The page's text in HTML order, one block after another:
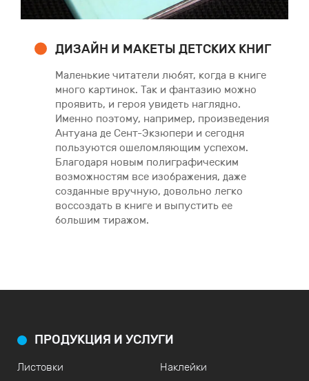
ДИЗАЙН И МАКЕТЫ ДЕТСКИХ КНИГ
Маленькие читатели любят, когда в книге
много картинок. Так и фантазию можно
проявить, и героя увидеть наглядно.
Именно поэтому, например, произведения
Антуана де Сент-Экзюпери и сегодня
пользуются ошеломляющим успехом.
Благодаря новым полиграфическим
возможностям все изображения, даже
созданные вручную, довольно легко
воссоздать в книге и выпустить ее
большим тиражом.
ПРОДУКЦИЯ И УСЛУГИ
Листовки
Наклейки